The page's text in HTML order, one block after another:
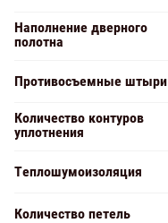
Наполнение дверного
полотна
Противосъемные штыри
Количество контуров
уплотнения
Теплошумоизоляция
Количество петель